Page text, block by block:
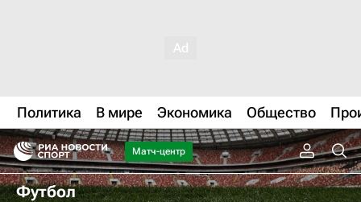
Политика В мире Экономика Общество
Матч-центр
Футбол